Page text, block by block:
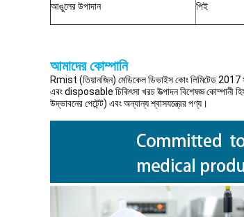
আঙুলের উপাদান পিই
আমাদের কোম্পানি
Rmist (তিয়ানজিন) মেডিকেল ডিভাইস কোং লিমিটেড 2017
এবং disposable চিকিৎসা খরচ উত্পাদন বিশেষজ্ঞ কোম্পানী
উদ্ভাবনের পেটেন্ট) এবং অন্যান্য শ্বাসযন্ত্রের পণ্য।